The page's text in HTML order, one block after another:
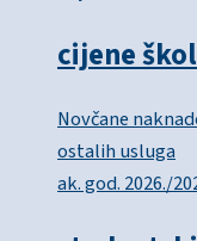
cijene
Novčane
ostalih usluga
ak. god. 2026./